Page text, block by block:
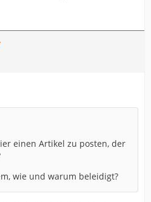
einen Artikel zu posten, der
wie und warum beleidigt?